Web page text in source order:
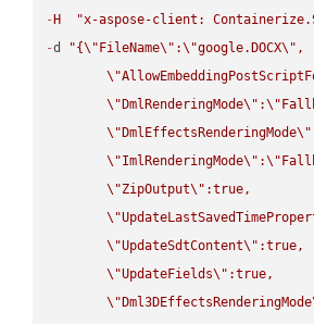
- H
"x-aspose-client:
-d "{\" FileName\" :\"google.DOCX\" ,
\"
\" DmlRenderingMode\" :\"
\" DmlEffectsRenderingMode\"
\"ImlRenderingMode\" :\"
\"ZipOutput\" :true,
\"
\"UpdateSdtContent\" :true,
\"UpdateFields\" :true,
\" Dml3DEffectsRenderingMode